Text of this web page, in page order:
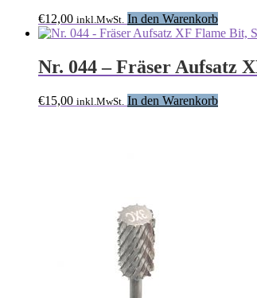
€12,00 inkl.MwSt. In den Warenkorb
Nr. 044 – Fräser Aufsatz
€15,00 inkl.MwSt. In den Warenkorb